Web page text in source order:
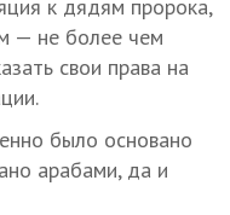
к дядям пророка,
— не более чем
свои права на
было основано
арабами, да и